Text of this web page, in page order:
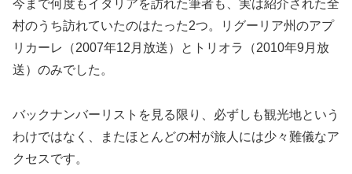
今まで何度もイタリアを訪れた筆者も、実は紹介された全
村のうち訪れていたのはたった2つ。リグーリア州のアプ
リカーレ（2007年12月放送）とトリオラ（2010年9月放
送）のみでした。
バックナンバーリストを見る限り、必ずしも観光地という
わけではなく、またほとんどの村が旅人には少々難儀なア
クセスです。